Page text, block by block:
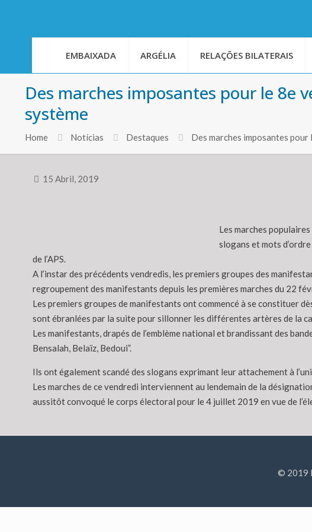
EMBAIXADA ARGÉLIA RELAÇÕES BILATERAIS
Des marches imposantes pour le 8e
système
Home Notícias Destaques Des marches imposantes
15 Abril, 2019
Les marches
slogans et mots
de l’APS.
A l’instar des précédents vendredis, les premiers groupes des
regroupement des manifestants depuis les premières marches du 22
Les premiers groupes de manifestants ont commencé à se constituer
sont ébranlées par la suite pour sillonner les différentes artères de la
Les manifestants, drapés de l’emblème national et brandissant des
Bensalah, Belaïz, Bedoui”.
Ils ont également scandé des slogans exprimant leur attachement à
Les marches de ce vendredi interviennent au lendemain de la
aussitôt convoqué le corps électoral pour le 4 juillet 2019 en vue de
© 2019